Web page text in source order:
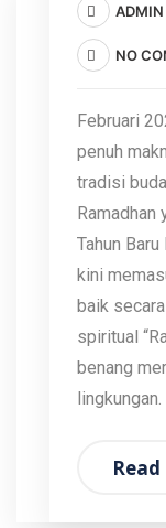
ADMIN
NO
Februari
penuh
tradisi
Ramadhan
Tahun
kini
baik
spiritual
benang